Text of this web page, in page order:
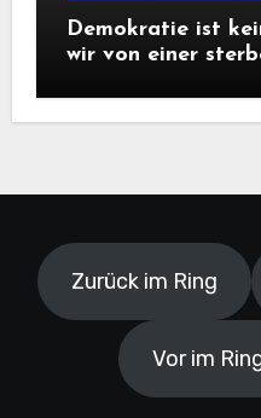
Demokratie ist
wir von einer
Zurück im Ring
Vor im